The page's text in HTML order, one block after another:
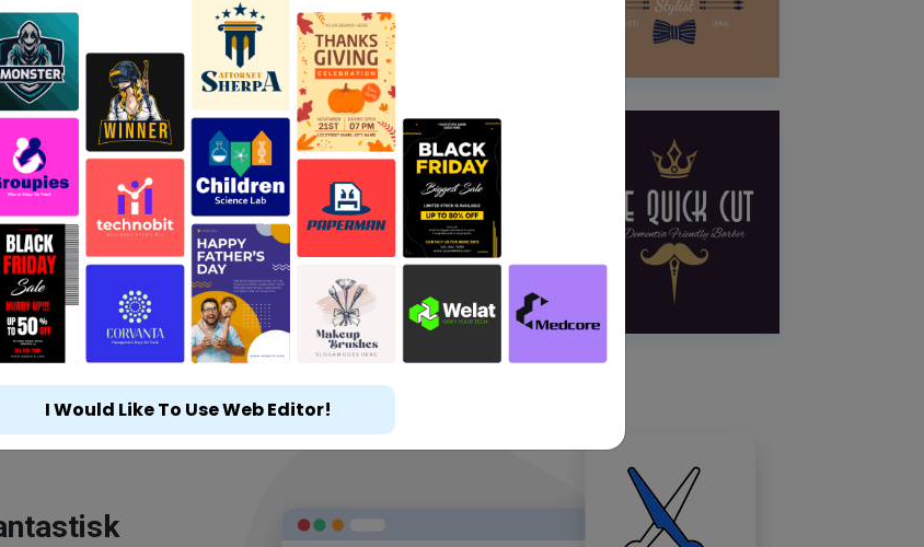
I Would Like To Use Web Editor!